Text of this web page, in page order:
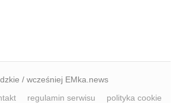
/ wcześniej EMka.news
regulamin serwisu polityka cookie